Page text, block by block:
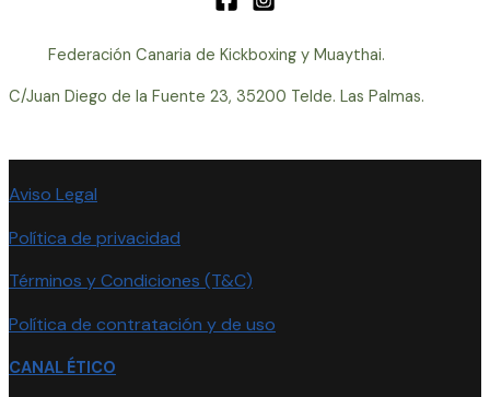
Federación Canaria de Kickboxing y Muaythai.
C/Juan Diego de la Fuente 23, 35200 Telde. Las Palmas.
Aviso Legal
Política de privacidad
Términos y Condiciones (T&C)
Política de contratación y de uso
CANAL ÉTICO